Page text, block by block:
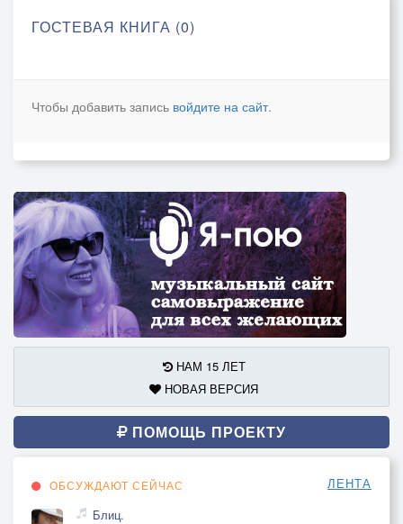
ГОСТЕВАЯ КНИГА (0)
Чтобы добавить запись войдите на сайт.
НАМ 15 ЛЕТ
НОВАЯ ВЕРСИЯ
ПОМОЩЬ ПРОЕКТУ
ОБСУЖДАЮТ СЕЙЧАС ЛЕНТА
Блиц.